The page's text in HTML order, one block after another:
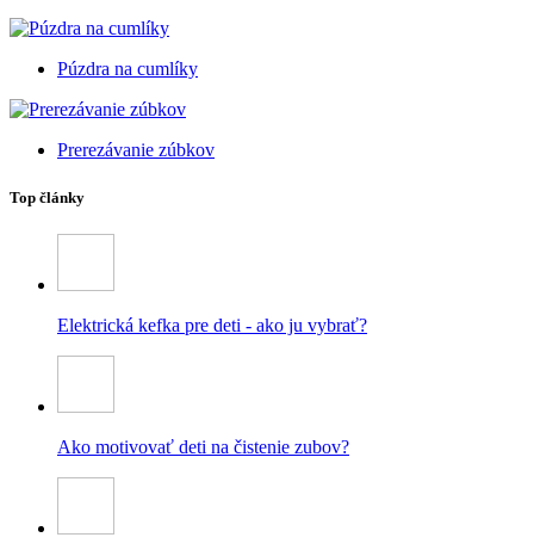
Púzdra na cumlíky
Prerezávanie zúbkov
Top články
Elektrická kefka pre deti - ako ju vybrať?
Ako motivovať deti na čistenie zubov?